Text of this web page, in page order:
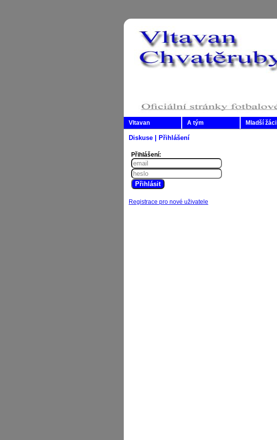
Vltavan A tým Mladší žáci
Diskuse | Přihlášení
Přihlášení:
Registrace pro nové uživatele